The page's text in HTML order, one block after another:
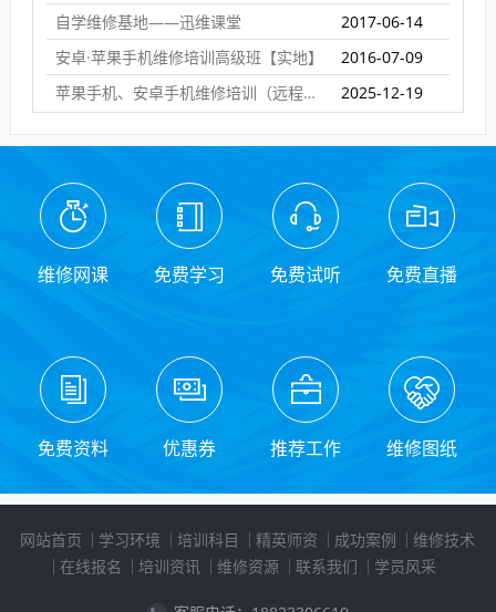
自学维修基地——迅维课堂
2017-06-14
安卓·苹果手机维修培训高级班【实地】
2016-07-09
苹果手机、安卓手机维修培训（远程网络班）
2025-12-19
维修网课 免费学习 免费试听 免费直播
免费资料 优惠券 推荐工作 维修图纸
网站首页 学习环境 培训科目 精英师资 成功案例
维修技术
在线报名
培训资讯 维修资源 联系我们 学员风采